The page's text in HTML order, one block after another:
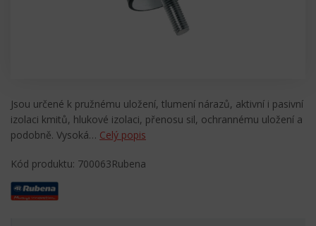
Jsou určené k pružnému uložení, tlumení nárazů, aktivní i pasivní
izolaci kmitů, hlukové izolaci, přenosu sil, ochrannému uložení a
podobně. Vysoká… Celý popis
Kód produktu: 700063Rubena